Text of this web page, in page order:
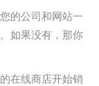
的公司和网站一
如果没有，那你
在线商店开始销